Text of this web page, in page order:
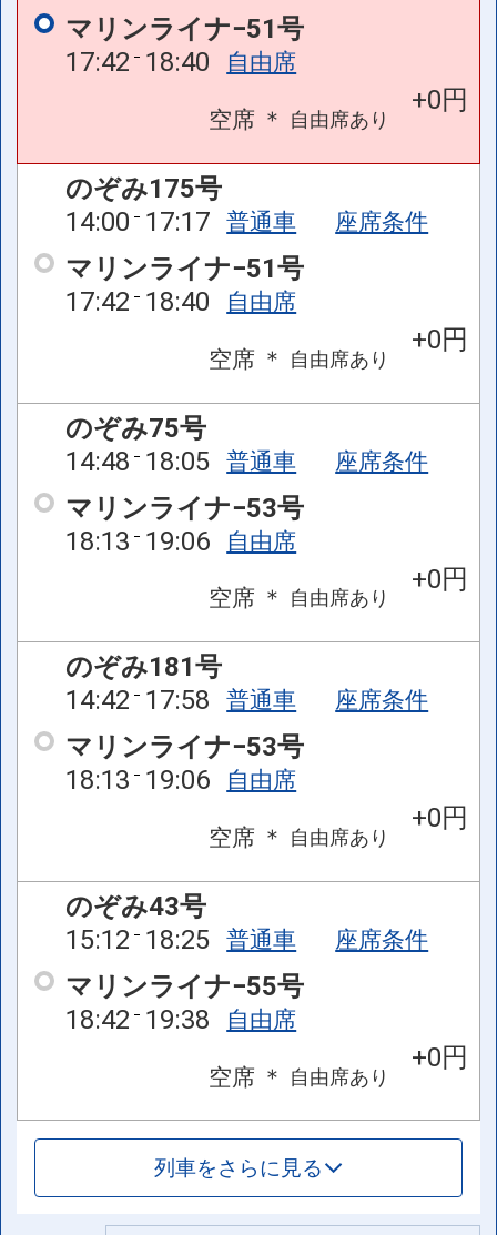
マリンライナ−51号
17:42 18:40 自由席
空席 ＊ 自由席あり
+0円
のぞみ175号
14:00 17:17 普通車 座席条件
マリンライナ−51号
17:42 18:40 自由席
空席 ＊ 自由席あり
+0円
のぞみ75号
14:48 18:05 普通車 座席条件
マリンライナ−53号
18:13 19:06 自由席
空席 ＊ 自由席あり
+0円
のぞみ181号
14:42 17:58 普通車 座席条件
マリンライナ−53号
18:13 19:06 自由席
空席 ＊ 自由席あり
+0円
のぞみ43号
15:12 18:25 普通車 座席条件
マリンライナ−55号
18:42 19:38 自由席
空席 ＊ 自由席あり
+0円
列車をさらに見る